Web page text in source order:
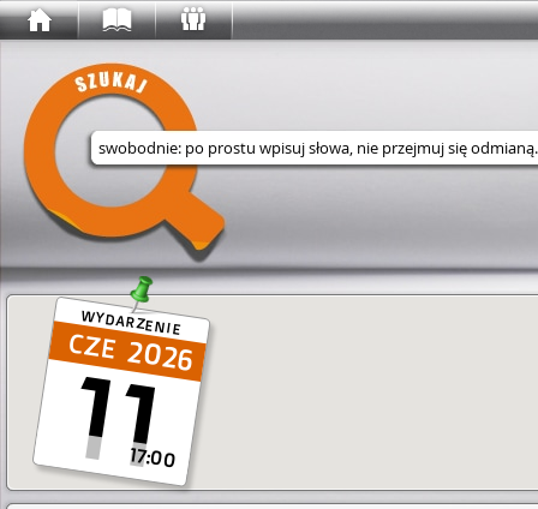
Wyszukaj w serwisie
WYDARZENIE
2026
11
17:00